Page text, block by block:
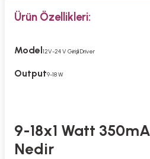
Ürün Özellikleri:
Model12V-24 V Girişli Driver
Output9-18 W
9-18x1 Watt
Nedir